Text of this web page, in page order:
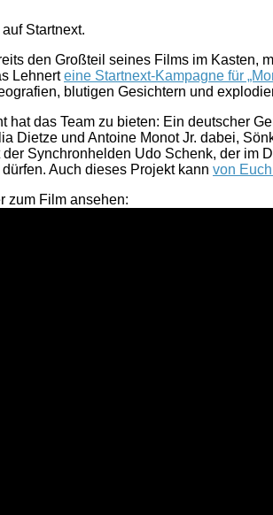
Startnext.
den Großteil seines Films im Kasten,
Lehnerteine Startnext-Kampagne für
blutigen Gesichtern und
hat das Team zu bieten: Ein deutscher
Dietze und Antoine Monot Jr. dabei,
Synchronhelden Udo Schenk, der
Auch dieses Projekt kann von
zum Film ansehen: